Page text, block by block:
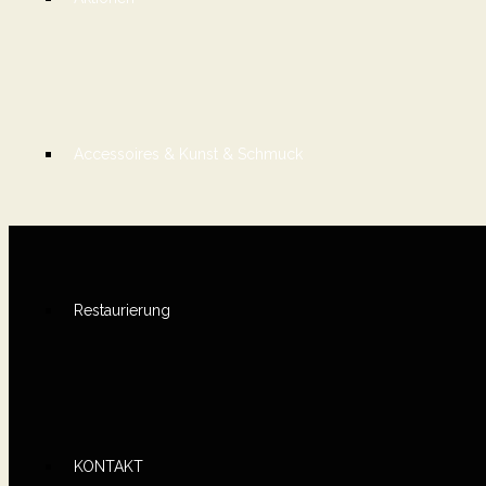
Accessoires & Kunst & Schmuck
Restaurierung
KONTAKT